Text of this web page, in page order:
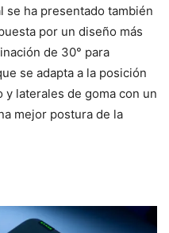
ha presentado también
por un diseño más
de 30° para
se adapta a la posición
y laterales de goma con un
mejor postura de la